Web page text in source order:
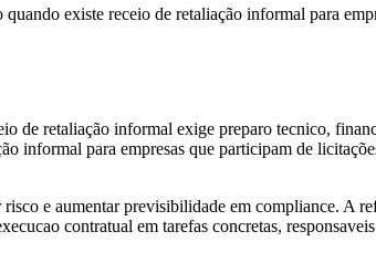
existe receio de retaliação informal para
de retaliação informal exige preparo tecnico,
informal para empresas que participam de
e aumentar previsibilidade em compliance. A
contratual em tarefas concretas,